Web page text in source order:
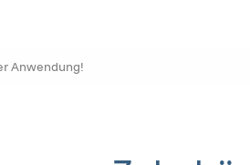
Anwendung!